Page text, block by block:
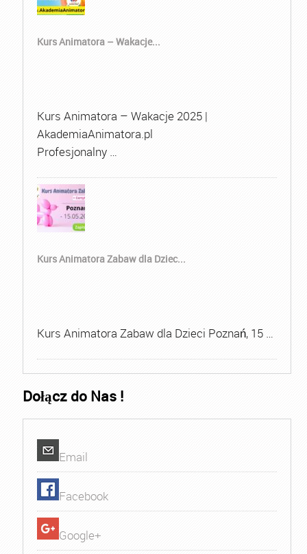
Kurs Animatora – Wakacje...
Kurs Animatora – Wakacje 2025 |
AkademiaAnimatora.pl
Profesjonalny …
Kurs Animatora Zabaw dla Dziec...
Kurs Animatora Zabaw dla Dzieci Poznań, 15 …
Dołącz do Nas !
Email
Facebook
Google+